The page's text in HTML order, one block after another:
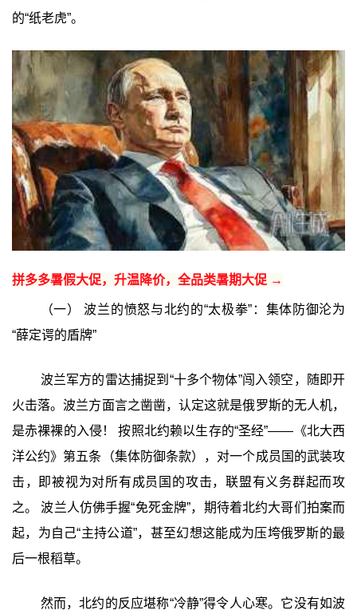
的“纸老虎”。
拼多多暑假大促，升温降价，全品类暑期大促 →
（一） 波兰的愤怒与北约的“太极拳”：集体防御沦为
“薛定谔的盾牌”
波兰军方的雷达捕捉到“十多个物体”闯入领空，随即开
火击落。波兰方面言之凿凿，认定这就是俄罗斯的无人机，
是赤裸裸的入侵！ 按照北约赖以生存的“圣经”——《北大西
洋公约》第五条（集体防御条款），对一个成员国的武装攻
击，即被视为对所有成员国的攻击，联盟有义务群起而攻
之。 波兰人仿佛手握“免死金牌”，期待着北约大哥们拍案而
起，为自己“主持公道”，甚至幻想这能成为压垮俄罗斯的最
后一根稻草。
然而，北约的反应堪称“冷静”得令人心寒。它没有如波